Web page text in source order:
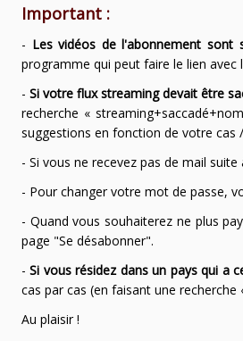
Important :
- Les vidéos de l'abonnement sont
programme qui peut faire le lien avec
- Si votre flux streaming devait être
recherche «
suggestions en fonction de votre cas
- Si vous ne recevez pas de mail
- Pour changer votre mot de passe,
- Quand vous souhaiterez ne plus
page "Se désabonner".
-Si vous résidez dans un pays qui a
cas par cas (en faisant une
Au plaisir !